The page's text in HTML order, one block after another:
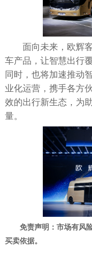
面向未来，欧辉
车产品，让智慧出行
同时，也将加速推动
业化运营，携手各方
效的出行新生态，为
量。
免责声明：市场有风
买卖依据。